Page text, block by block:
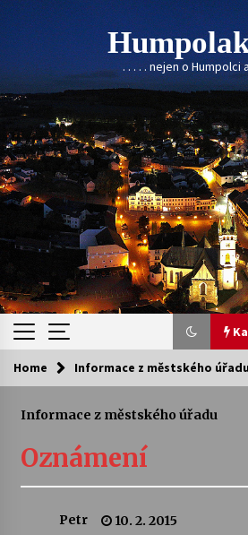
Skip
to
content
. . . . . nejen o Humpolci
Kam za kulturou?
Sukuba Ensemble
4. 8. 2026
Vernisáž výstavy
kapkou
Home Informace z městského úřadu
Informace z městského úřadu
Oznámení
Petr 10. 2. 2015